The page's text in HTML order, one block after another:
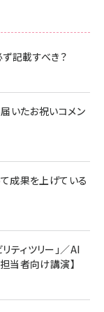
記載すべき？
いたお祝いコメン
成果を上げている
ティツリー」／AI
当者向け講演】